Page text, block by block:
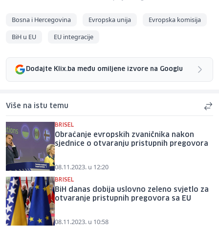
Bosna i Hercegovina Evropska unija
Evropska komisija
BiH u EU
EU integracije
Dodajte Klix.ba među omiljene izvore na Googlu
Više na istu temu
BRISEL
Obraćanje evropskih zvaničnika nakon
sjednice o otvaranju pristupnih pregovora
08.11.2023. u 12:20
BRISEL
BiH danas dobija uslovno zeleno svjetlo za
otvaranje pristupnih pregovora sa EU
08.11.2023. u 10:58